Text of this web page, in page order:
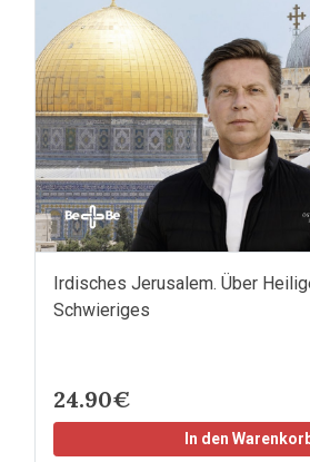
Irdisches Jerusalem. Über
Schwieriges
24.90€
In den